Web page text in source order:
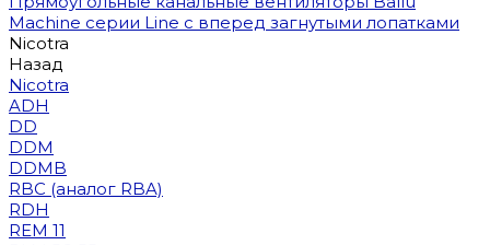
Machine серии Line с вперед загнутыми лопатками
Nicotra
Назад
Nicotra
ADH
DD
DDM
DDMB
RBC (аналог RBA)
RDH
REM 11